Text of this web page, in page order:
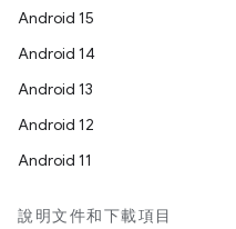
Android 15
Android 14
Android 13
Android 12
Android 11
說明文件和下載項目